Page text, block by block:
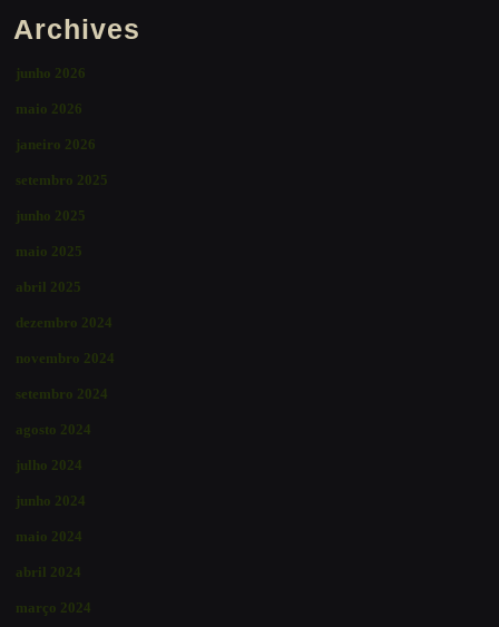
Archives
junho 2026
maio 2026
janeiro 2026
setembro 2025
junho 2025
maio 2025
abril 2025
dezembro 2024
novembro 2024
setembro 2024
agosto 2024
julho 2024
junho 2024
maio 2024
abril 2024
março 2024